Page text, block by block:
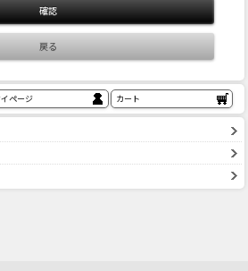
ページ カート